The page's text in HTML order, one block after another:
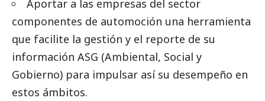
Aportar a las empresas del sector
componentes de automoción una herramienta
que facilite la gestión y el reporte de su
información ASG (Ambiental, Social y
Gobierno) para impulsar así su desempeño en
estos ámbitos.